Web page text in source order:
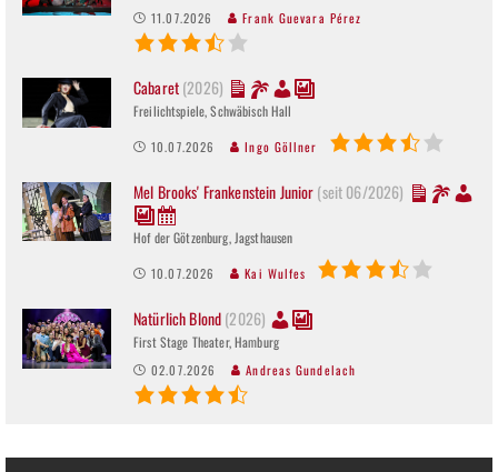
11.07.2026 Frank Guevara Pérez
Cabaret(2026)
Freilichtspiele, Schwäbisch Hall
10.07.2026 Ingo Göllner
Mel Brooks' Frankenstein Junior(seit 06/2026)
Hof der Götzenburg, Jagsthausen
10.07.2026 Kai Wulfes
Natürlich Blond(2026)
First Stage Theater, Hamburg
02.07.2026 Andreas Gundelach